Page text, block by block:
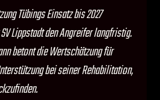
Tübings Einsatz bis 2027
Lippstadt den Angreifer langfristig.
betont die Wertschätzung für
bei seiner Rehabilitation,